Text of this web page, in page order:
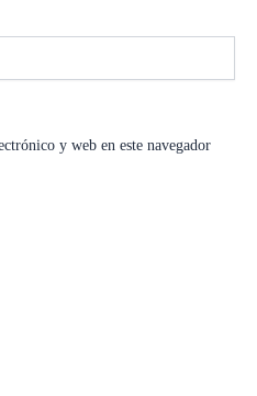
y web en este navegador